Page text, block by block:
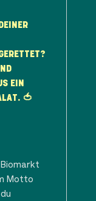
EIN
🍅
Motto